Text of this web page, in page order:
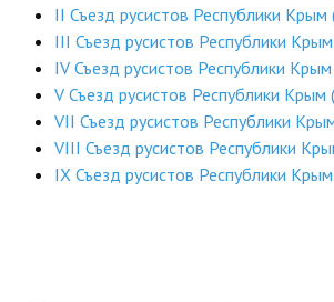
АНОНСЫ
ИНСТИТУТ
Противодействие коррупции
В ПОМОЩЬ УЧИТЕЛЮ
II Съезд русистов Республики Крым
III Съезд русистов Республики
IV Съезд русистов Республики
V Съезд русистов Республики Крым
VII Съезд русистов Республики
VIII Съезд русистов Республики
IX Съезд русистов Республики